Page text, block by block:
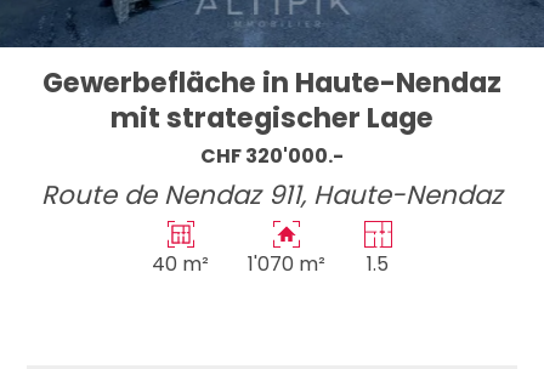
Gewerbefläche in Haute-Nendaz
mit strategischer Lage
CHF 320'000.-
Route de Nendaz 911, Haute-Nendaz
40 m² 1'070 m² 1.5